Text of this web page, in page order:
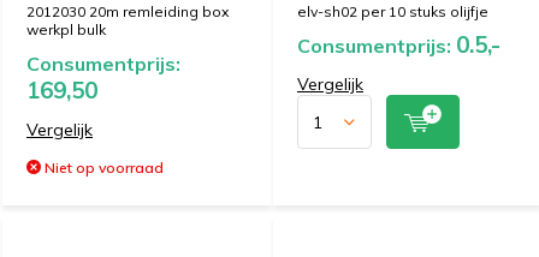
2012030 20m remleiding box
werkpl bulk
Consumentprijs:
169,50
Vergelijk
Niet op voorraad
elv-sh02 per 10 stuks olijfje
Consumentprijs: 0.5,-
Vergelijk